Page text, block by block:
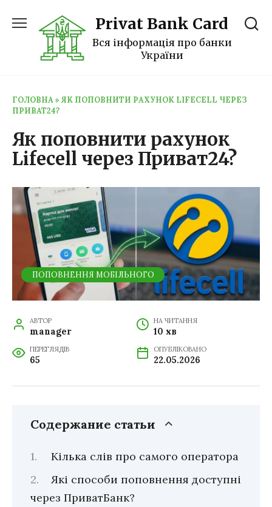
до
Privat Bank Card
Вся інформація про банки
України
ГОЛОВНА » ЯК ПОПОВНИТИ РАХУНОК LIFECELL ЧЕРЕЗ
ПРИВАТ24?
Як поповнити рахунок
Lifecell через Приват24?
ПОПОВНЕННЯ МОБІЛЬНОГО
АВТОР
manager
НА ЧИТАННЯ
10 хв
ПЕРЕГЛЯДІВ
65
ОПУБЛІКОВАНО
22.05.2026
Содержание статьи
Кілька слів про самого оператора
Які способи поповнення доступні
через ПриватБанк?